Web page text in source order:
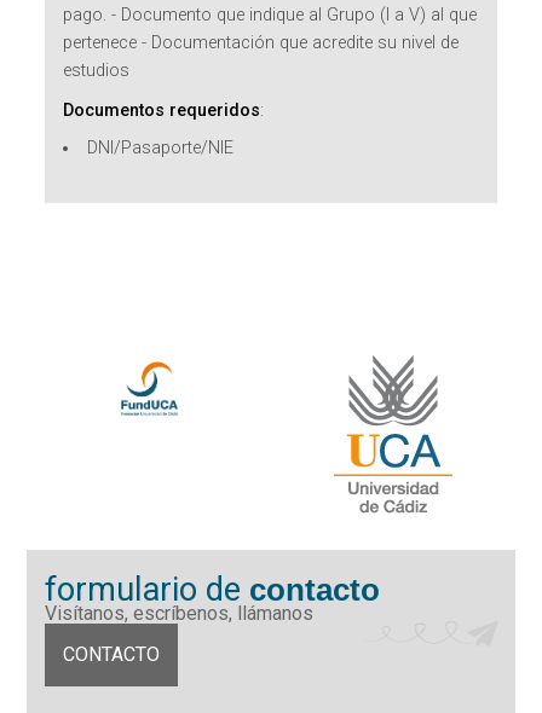
pago. - Documento que indique al Grupo (I a V) al que
pertenece - Documentación que acredite su nivel de
estudios
Documentos requeridos:
DNI/Pasaporte/NIE
formulario de contacto
Visítanos, escríbenos, llámanos
CONTACTO